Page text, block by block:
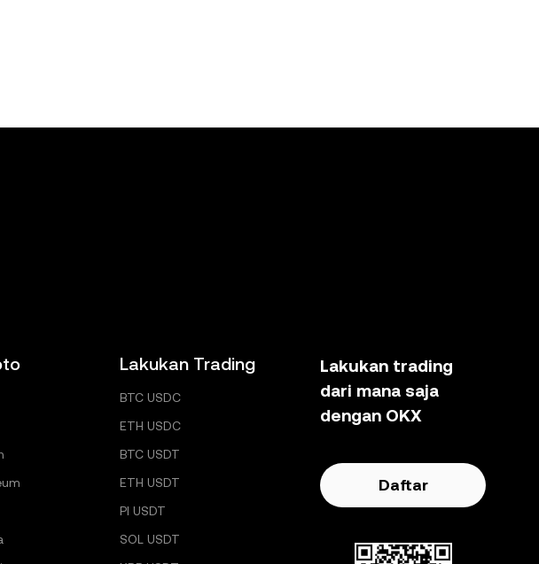
Lakukan Trading
BTC USDC
ETH USDC
BTC USDT
ETH USDT
PI USDT
SOL USDT
Lakukan trading
dari mana saja
dengan OKX
Daftar